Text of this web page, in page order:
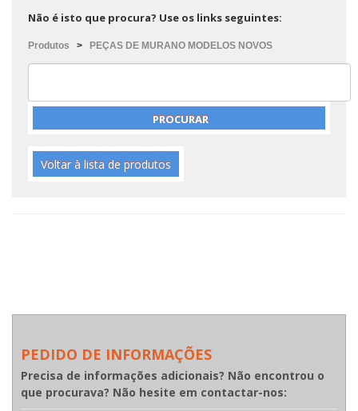
Não é isto que procura? Use os links seguintes:
Produtos > PEÇAS DE MURANO MODELOS NOVOS
Voltar à lista de produtos
PEDIDO DE INFORMAÇÕES
Precisa de informações adicionais? Não encontrou o
que procurava? Não hesite em contactar-nos: